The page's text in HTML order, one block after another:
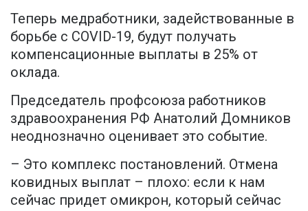
Теперь медработники, задействованные в
борьбе с COVID-19, будут получать
компенсационные выплаты в 25% от
оклада.
Председатель профсоюза работников
здравоохранения РФ Анатолий Домников
неоднозначно оценивает это событие.
– Это комплекс постановлений. Отмена
ковидных выплат – плохо: если к нам
сейчас придет омикрон, который сейчас